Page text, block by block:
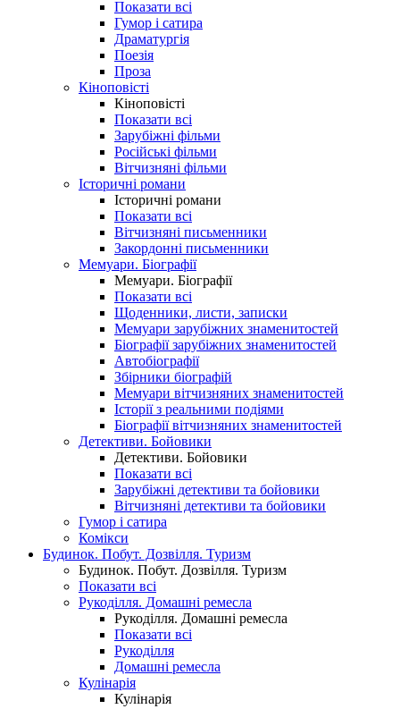
Показати всі
Гумор і сатира
Драматургія
Поезія
Проза
Кіноповісті
Кіноповісті
Показати всі
Зарубіжні фільми
Російські фільми
Вітчизняні фільми
Історичні романи
Історичні романи
Показати всі
Вітчизняні письменники
Закордонні письменники
Мемуари. Біографії
Мемуари. Біографії
Показати всі
Щоденники, листи, записки
Мемуари зарубіжних знаменитостей
Біографії зарубіжних знаменитостей
Автобіографії
Збірники біографій
Мемуари вітчизняних знаменитостей
Історії з реальними подіями
Біографії вітчизняних знаменитостей
Детективи. Бойовики
Детективи. Бойовики
Показати всі
Зарубіжні детективи та бойовики
Вітчизняні детективи та бойовики
Гумор і сатира
Комікси
Будинок. Побут. Дозвілля. Туризм
Будинок. Побут. Дозвілля. Туризм
Показати всі
Рукоділля. Домашні ремесла
Рукоділля. Домашні ремесла
Показати всі
Рукоділля
Домашні ремесла
Кулінарія
Кулінарія